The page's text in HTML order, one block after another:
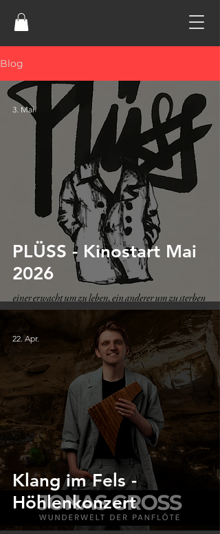
Blog
PLÜSS - Kinostart Mai
2026
3. Mai
Klang im Fels -
Höhlenkonzert
22. Apr.